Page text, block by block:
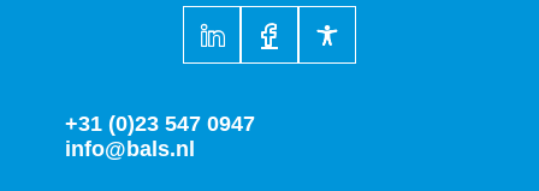
+31 (0)23 547 0947
info@bals.nl